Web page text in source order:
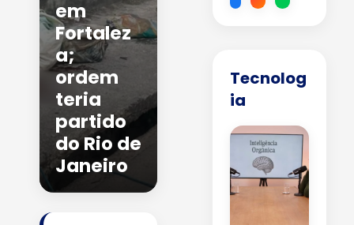
em
Fortalez
a;
ordem
teria
partido
do Rio de
Janeiro
Tecnolog
ia